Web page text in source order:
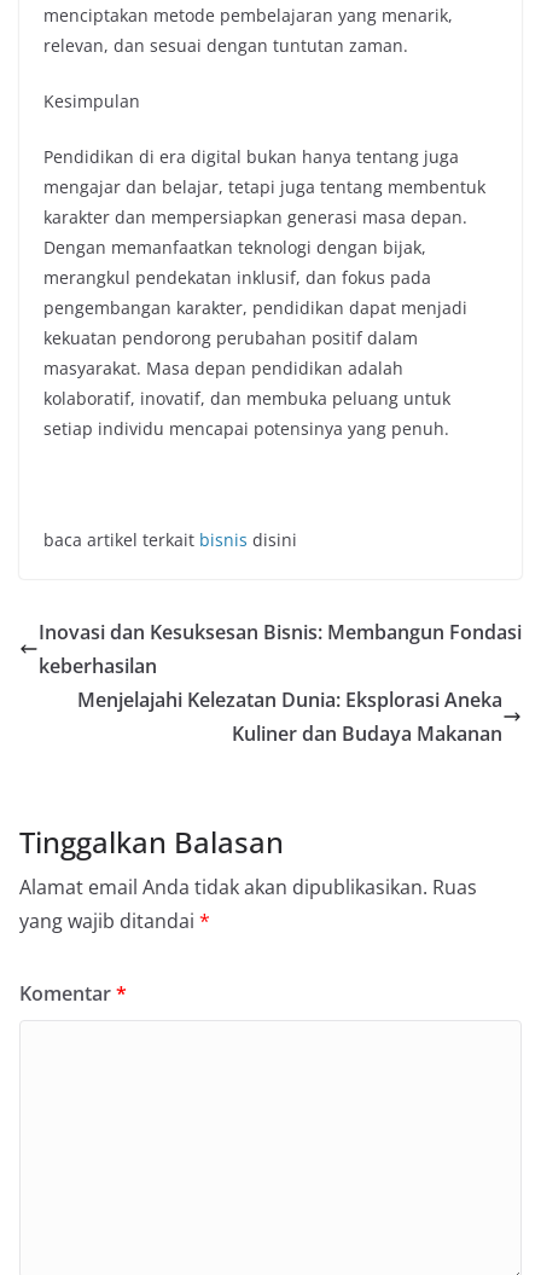
menciptakan metode pembelajaran yang menarik,
relevan, dan sesuai dengan tuntutan zaman.
Kesimpulan
Pendidikan di era digital bukan hanya tentang juga
mengajar dan belajar, tetapi juga tentang membentuk
karakter dan mempersiapkan generasi masa depan.
Dengan memanfaatkan teknologi dengan bijak,
merangkul pendekatan inklusif, dan fokus pada
pengembangan karakter, pendidikan dapat menjadi
kekuatan pendorong perubahan positif dalam
masyarakat. Masa depan pendidikan adalah
kolaboratif, inovatif, dan membuka peluang untuk
setiap individu mencapai potensinya yang penuh.
baca artikel terkait bisnis disini
Inovasi dan Kesuksesan Bisnis: Membangun Fondasi
keberhasilan
Menjelajahi Kelezatan Dunia: Eksplorasi Aneka
Kuliner dan Budaya Makanan
Tinggalkan Balasan
Alamat email Anda tidak akan dipublikasikan. Ruas
yang wajib ditandai *
Komentar*